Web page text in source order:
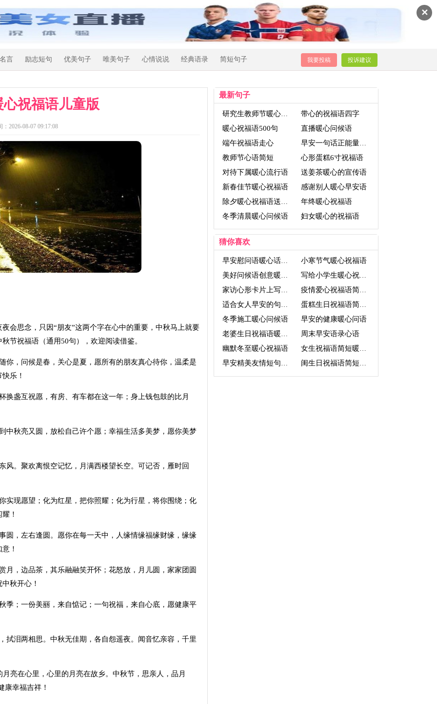
✕
言 励志短句 优美句子 唯美句子 心情说说 经典语录 简短句子 我要投稿 投诉建议
祝福语儿童版
：2026-08-07 09:17:08
思念，只因“朋友”这两个字在心中的重要，中秋马上就要
节祝福语（通用50句），欢迎阅读借鉴。
，问候是春，关心是夏，愿所有的朋友真心待你，温柔是
乐！
互祝愿，有房、有车都在这一年；身上钱包鼓的比月
秋亮又圆，放松自己许个愿；幸福生活多美梦，愿你美梦
。聚欢离恨空记忆，月满西楼望长空。可记否，雁时回
现愿望；化为红星，把你照耀；化为行星，将你围绕；化
！
，左右逢圆。愿你在每一天中，人缘情缘福缘财缘，缘缘
！
，边品茶，其乐融融笑开怀；花怒放，月儿圆，家家团圆
秋开心！
；一份美丽，来自惦记；一句祝福，来自心底，愿健康平
泪两相思。中秋无佳期，各自怨遥夜。闻音忆亲容，千里
在心里，心里的月亮在故乡。中秋节，思亲人，品月
康幸福吉祥！
最新句子
研究生教师节暖心祝福语
带心的祝福语四字
暖心祝福语500句
直播暖心问候语
端午祝福语走心
早安一句话正能量搞笑心语
教师节心语简短
心形蛋糕6寸祝福语
对待下属暖心流行语
送姜茶暖心的宣传语
新春佳节暖心祝福语
感谢别人暖心早安语
年终暖心祝福语
冬季清晨暖心问候语
妇女暖心的祝福语
猜你喜欢
早安慰问语暖心话短句 小寒节气暖心祝福语
美好问候语创意暖心句子
写给小学生暖心祝福语
家访心形卡片上写祝福语
疫情爱心祝福语简短暖心
适合女人早安的句子心语
蛋糕生日祝福语简短暖心
冬季施工暖心问候语 早安的健康暖心问语
老婆生日祝福语暖心短句
周末早安语录心语
幽默冬至暖心祝福语
女生祝福语简短暖心四字
早安精美友情短句心语
闺生日祝福语简短暖心